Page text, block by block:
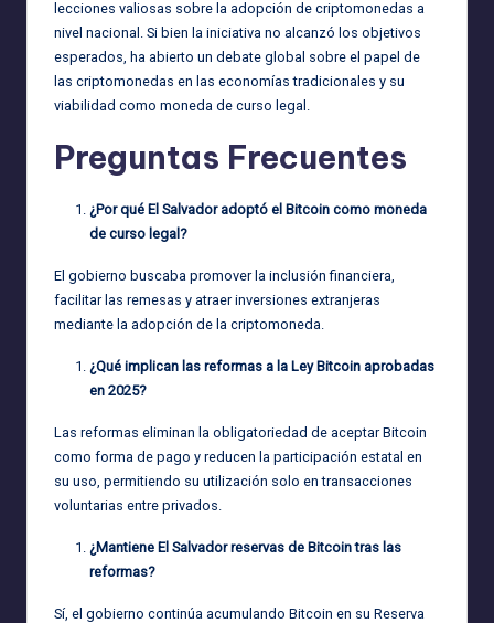
lecciones valiosas sobre la adopción de criptomonedas a
nivel nacional. Si bien la iniciativa no alcanzó los objetivos
esperados, ha abierto un debate global sobre el papel de
las criptomonedas en las economías tradicionales y su
viabilidad como moneda de curso legal.
Preguntas Frecuentes
¿Por qué El Salvador adoptó el Bitcoin como moneda
de curso legal?
El gobierno buscaba promover la inclusión financiera,
facilitar las remesas y atraer inversiones extranjeras
mediante la adopción de la criptomoneda.
¿Qué implican las reformas a la Ley Bitcoin aprobadas
en 2025?
Las reformas eliminan la obligatoriedad de aceptar Bitcoin
como forma de pago y reducen la participación estatal en
su uso, permitiendo su utilización solo en transacciones
voluntarias entre privados.
¿Mantiene El Salvador reservas de Bitcoin tras las
reformas?
Sí, el gobierno continúa acumulando Bitcoin en su Reserva